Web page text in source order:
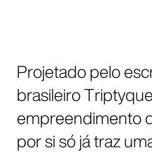
Projetado pelo
brasileiro
empreendimento
por si só já traz